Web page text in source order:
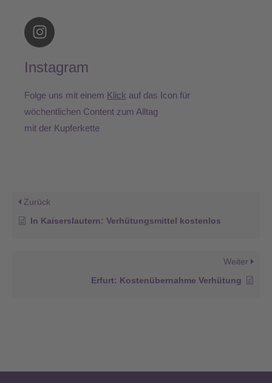
I
n
t
g
r
a
Instagram
Folge uns mit einem Klick auf das Icon für
wöchentlichen Content zum Alltag
mit der Kupferkette
Zurück
In Kaiserslautern: Verhütungsmittel kostenlos
Weiter
Erfurt: Kostenübernahme Verhütung​